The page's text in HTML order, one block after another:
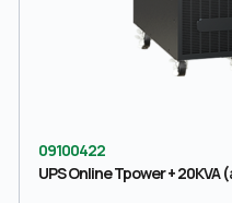
09100422
UPS Online Tpower +